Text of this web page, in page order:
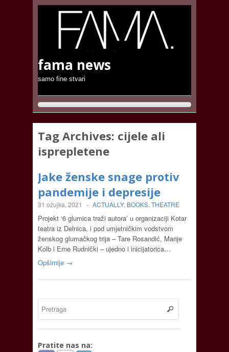
fama news
samo fine stvari
Tag Archives: cijele ali
isprepletene
Jake ženske snage protiv
pandemije i depresije
31 ožujka, 2021 - ACTUALLY, BOOKS, THEATRE
Projekt ‘6 glumica traži autora’ u organizaciji Kotar
teatra iz Delnica, i pod umjetničkim vodstvom
ženskog glumačkog trija – Tare Rosandić, Marije
Kolb i Erne Rudnički – ujedno i inicijatorica…
Opširnije →
Pratite nas na: